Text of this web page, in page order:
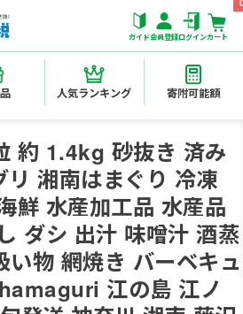
ガイド会員登録ログインカート
人気ランキング 寄附可能額
約 1.4kg 砂抜き 済み
湘南はまぐり 冷凍
鮮 水産加工品 水産品
ダシ 出汁 味噌汁 酒蒸
い物 網焼き バーベキュ
江の島 江ノ